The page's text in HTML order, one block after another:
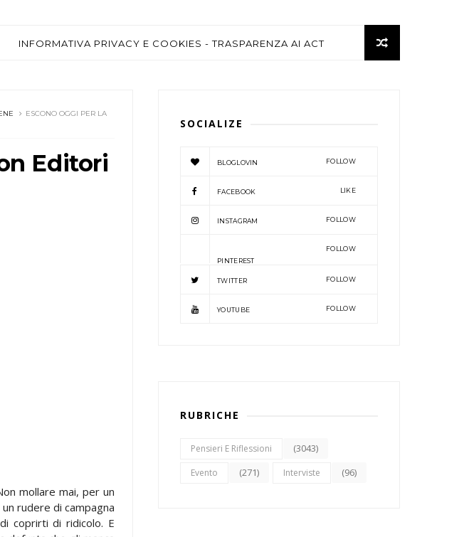
INFORMATIVA PRIVACY E COOKIES - TRASPARENZA AI ACT
ESCONO OGGI PER LA
Editori
mollare mai, per un
rudere di campagna
coprirti di ridicolo. E
SOCIALIZE
BLOGLOVIN FOLLOW
FACEBOOK LIKE
INSTAGRAM FOLLOW
PINTEREST
FOLLOW
TWITTER FOLLOW
YOUTUBE FOLLOW
RUBRICHE
Pensieri E Riflessioni (3043)
Evento (271) Interviste (96)